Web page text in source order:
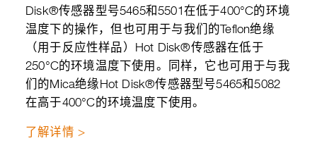
Disk®传感器型号5465和5501在低于400°C的环境
温度下的操作，但也可用于与我们的Teflon绝缘
（用于反应性样品）Hot Disk®传感器在低于
250°C的环境温度下使用。同样，它也可用于与我
们的Mica绝缘Hot Disk®传感器型号5465和5082
在高于400°C的环境温度下使用。
了解详情 >